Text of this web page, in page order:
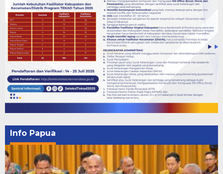
Info Papua